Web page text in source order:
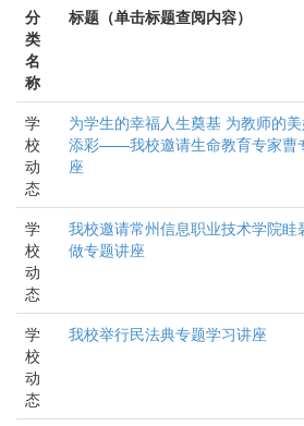
分
类
名
称
标题（单击标题查阅内容）
学
校
动
态
为学生的幸福人生奠基 为教师的
添彩——我校邀请生命教育专家曹
座
学
校
动
态
我校邀请常州信息职业技术学院眭
做专题讲座
学
校
动
态
我校举行民法典专题学习讲座